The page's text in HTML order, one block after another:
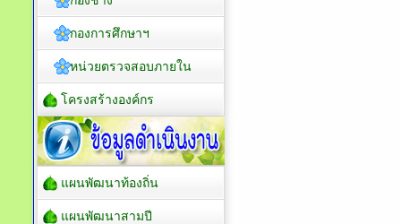
กองการศึกษาฯ
หน่วยตรวจสอบภายใน
โครงสร้างองค์กร
แผนพัฒนาท้องถิ่น
แผนพัฒนาสามปี